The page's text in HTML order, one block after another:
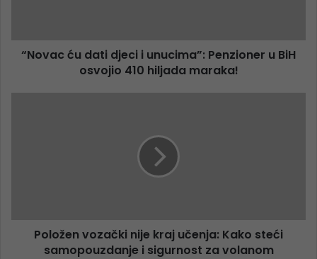
“Novac ću dati djeci i unucima”: Penzioner u BiH
osvojio 410 hiljada maraka!
Položen vozački nije kraj učenja: Kako steći
samopouzdanje i sigurnost za volanom